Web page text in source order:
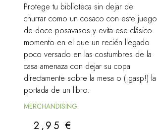
Protege tu biblioteca sin dejar de
churrar como un cosaco con este juego
de doce posavasos y evita ese clásico
momento en el que un recién llegado
poco versado en las costumbres de la
casa amenaza con dejar su copa
directamente sobre la mesa o (¡gasp!) la
portada de un libro.
MERCHANDISING
2,95€